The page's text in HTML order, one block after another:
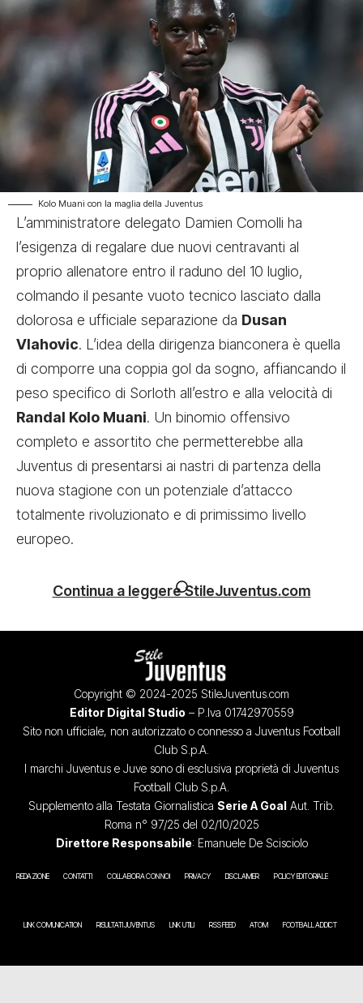
Kolo Muani con la maglia della Juventus
L’amministratore delegato Damien Comolli ha
l’esigenza di regalare due nuovi centravanti al
proprio allenatore entro il raduno del 10 luglio,
colmando il pesante vuoto tecnico lasciato dalla
dolorosa e ufficiale separazione da Dusan
Vlahovic. L’idea della dirigenza bianconera è quella
di comporre una coppia gol da sogno, affiancando il
peso specifico di Sorloth all’estro e alla velocità di
Randal Kolo Muani. Un binomio offensivo
completo e assortito che permetterebbe alla
Juventus di presentarsi ai nastri di partenza della
nuova stagione con un potenziale d’attacco
totalmente rivoluzionato e di primissimo livello
europeo.
Continua a leggere StileJuventus.com
Copyright © 2024-2025 StileJuventus.com
Editor Digital Studio – P.Iva 01742970559
Sito non ufficiale, non autorizzato o connesso a Juventus Football
Club S.p.A.
I marchi Juventus e Juve sono di esclusiva proprietà di Juventus
Football Club S.p.A.
Supplemento alla Testata Giornalistica Serie A Goal Aut. Trib.
Roma n° 97/25 del 02/10/2025
Direttore Responsabile: Emanuele De Scisciolo
REDAZIONE CONTATTI COLLABORA CON NOI PRIVACY DISCLAIMER POLICY EDITORIALE
LINK COMUNICATION RISULTATI JUVENTUS LINK UTILI RSS FEED ATOM FOOTBALL ADDICT